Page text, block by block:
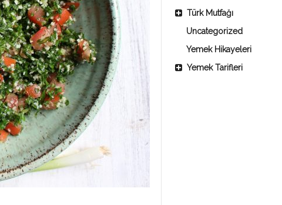
Türk Mutfağı
Uncategorized
Yemek Hikayeleri
Yemek Tarifleri